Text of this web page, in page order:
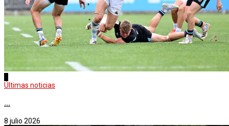
Últimas noticias
...
8 julio 2026